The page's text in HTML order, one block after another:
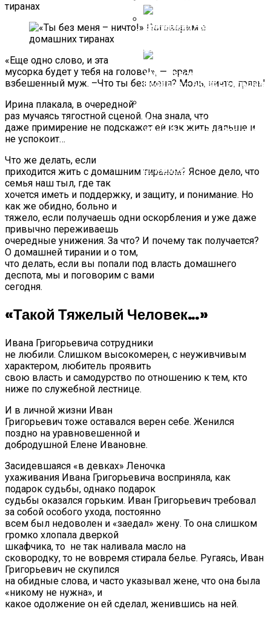
25 Лет Луи Де Фюнес
Доказывал Режиссерам,
Обиделся На Табакова, На
Жену, На Тяжелое Время И
Случилось
6 Правил Выживания С
Мужчиной Для Сильной И
Целеустремленной
«Еще одно слово, и эта
мусорка будет у тебя на голове!», — орал
взбешенный муж. –Что ты без меня? Моль, ничто, грязь!
Ирина плакала, в очередной
раз мучаясь тягостной сценой. Она знала, что
даже примирение не подскажет ей как жить дальше и
не успокоит…
Что же делать, если
приходится жить с домашним тираном? Ясное дело, что
семья наш тыл, где так
хочется иметь и поддержку, и защиту, и понимание. Но
как же обидно, больно и
тяжело, если получаешь одни оскорбления и уже даже
привычно переживаешь
очередные унижения. За что? И почему так получается?
О домашней тирании и о том,
что делать, если вы попали под власть домашнего
деспота, мы и поговорим с вами
сегодня.
«Такой Тяжелый Человек…»
Ивана Григорьевича сотрудники
не любили. Слишком высокомерен, с неуживчивым
характером, любитель проявить
свою власть и самодурство по отношению к тем, кто
ниже по служебной лестнице.
И в личной жизни Иван
Григорьевич тоже оставался верен себе. Женился
поздно на уравновешенной и
добродушной Елене Ивановне.
Засидевшаяся «в девках» Леночка
ухаживания Ивана Григорьевича восприняла, как
подарок судьбы, однако подарок
судьбы оказался горьким. Иван Григорьевич требовал
за собой особого ухода, постоянно
всем был недоволен и «заедал» жену. То она слишком
громко хлопала дверкой
шкафчика, то не так наливала масло на
сковородку, то не вовремя стирала белье. Ругаясь, Иван
Григорьевич не скупился
на обидные слова, и часто указывал жене, что она была
«никому не нужна», и
какое одолжение он ей сделал, женившись на ней.